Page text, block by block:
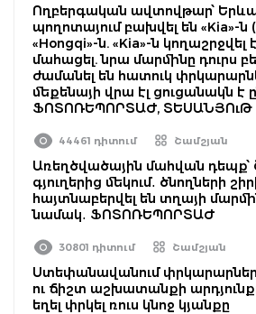
Ողբերգական ավտովթար՝
պողոտայում բախվել են «Kia»-
«Hongqi»-ն. «Kia»-ն կողաշրջվել
մահացել. նրա մարմինը դուրս
ժամանել են հատուկ
մեքենայի վրա էլ ցուցանակն է
ՖՈՏՈՌԵՊՈՐՏԱԺ, ՏԵՍԱՆՅՈւԹ
44461 դիտում Շամշյան
Առեղծվածային մահվան դեպք՝
գյուղերից մեկում․ ծնողների
հայտնաբերվել են տղայի
նամակ․ ՖՈՏՈՌԵՊՈՐՏԱԺ
30801 դիտում Շամշյան
Ստեփանավանում
ու ճիշտ աշխատանքի
եղել փրկել ռուս կնոջ կյանքը